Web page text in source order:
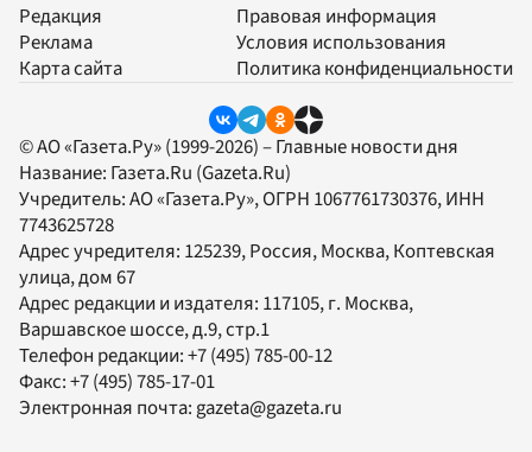
Редакция
Реклама
Карта сайта
Правовая информация
Условия использования
Политика конфиденциальности
© АО «Газета.Ру» (1999-2026) – Главные новости дня
Название: Газета.Ru (Gazeta.Ru)
Учредитель:АО «Газета.Ру», ОГРН 1067761730376, ИНН
7743625728
Адрес учредителя: 125239, Россия, Москва, Коптевская
улица, дом 67
Адрес редакции и издателя: 117105, г. Москва,
Варшавское шоссе, д.9, стр.1
Телефон редакции:+7 (495) 785-00-12
Факс:+7 (495) 785-17-01
Электронная почта: gazeta@gazeta.ru